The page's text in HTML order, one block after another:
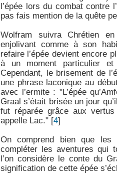
l’épée lors du combat contre
pas fais mention de la quête
Wolfram suivra Chrétien
enjolivant comme à son
refaire l’épée devient encore
à un moment particulier
Cependant, le brisement de
une phrase laconique au
avec l’ermite : "L’épée
Graal s’était brisée un jour
fut réparée grâce aux
appelle Lac."[4]
On comprend bien que les
compléter les aventures qui
l’on considère le conte du
signification de cette épée